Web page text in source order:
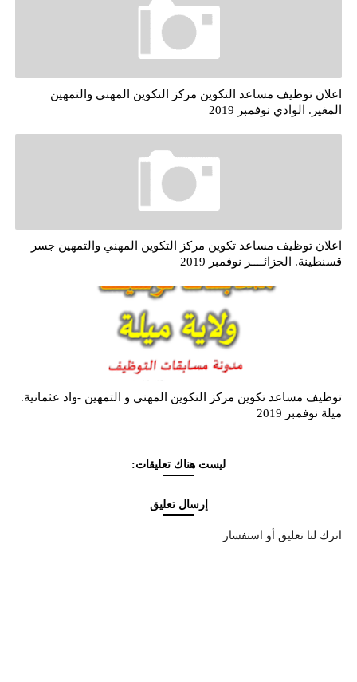
اعلان توظيف مساعد التكوين مركز التكوين المهني والتمهين
المغير. الوادي نوفمبر 2019
اعلان توظيف مساعد تكوين مركز التكوين المهني والتمهين جسر
قسنطينة. الجزائــــر نوفمبر 2019
توظيف مساعد تكوين مركز التكوين المهني و التمهين -واد عثمانية.
ميلة نوفمبر 2019
ليست هناك تعليقات:
إرسال تعليق
اترك لنا تعليق أو استفسار